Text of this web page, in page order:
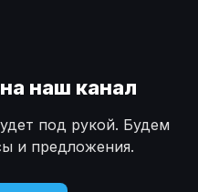
наш канал
под рукой. Будем
и предложения.